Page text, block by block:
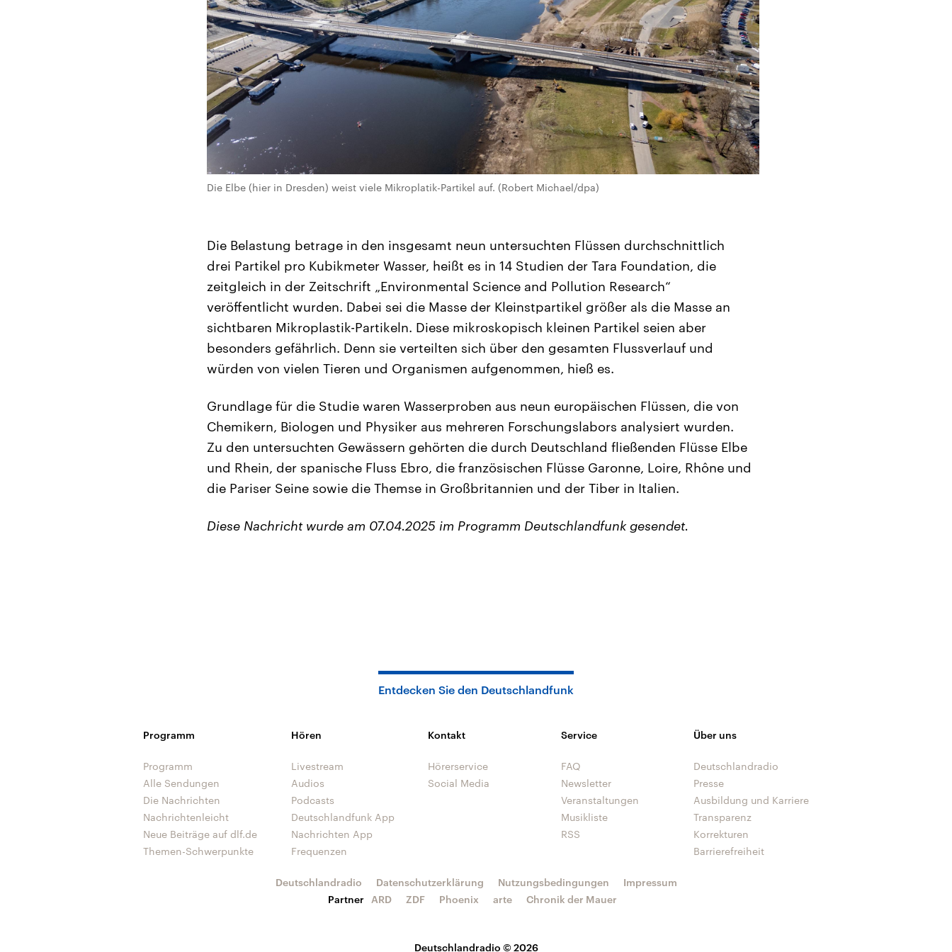
Die Elbe (hier in Dresden) weist viele Mikroplatik-Partikel auf. (Robert Michael/dpa)
Die Belastung betrage in den insgesamt neun untersuchten Flüssen durchschnittlich
drei Partikel pro Kubikmeter Wasser, heißt es in 14 Studien der Tara Foundation, die
zeitgleich in der Zeitschrift „Environmental Science and Pollution Research“
veröffentlicht wurden. Dabei sei die Masse der Kleinstpartikel größer als die Masse an
sichtbaren Mikroplastik-Partikeln. Diese mikroskopisch kleinen Partikel seien aber
besonders gefährlich. Denn sie verteilten sich über den gesamten Flussverlauf und
würden von vielen Tieren und Organismen aufgenommen, hieß es.
Grundlage für die Studie waren Wasserproben aus neun europäischen Flüssen, die von
Chemikern, Biologen und Physiker aus mehreren Forschungslabors analysiert wurden.
Zu den untersuchten Gewässern gehörten die durch Deutschland fließenden Flüsse Elbe
und Rhein, der spanische Fluss Ebro, die französischen Flüsse Garonne, Loire, Rhône und
die Pariser Seine sowie die Themse in Großbritannien und der Tiber in Italien.
Diese Nachricht wurde am 07.04.2025 im Programm Deutschlandfunk gesendet.
Entdecken Sie den Deutschlandfunk
Programm
Programm
Alle Sendungen
Die Nachrichten
Nachrichtenleicht
Neue Beiträge auf dlf.de
Themen-Schwerpunkte
Hören
Livestream
Audios
Podcasts
Deutschlandfunk App
Nachrichten App
Frequenzen
Kontakt
Hörerservice
Social Media
Service
FAQ
Newsletter
Veranstaltungen
Musikliste
RSS
Über uns
Deutschlandradio
Presse
Ausbildung und Karriere
Transparenz
Korrekturen
Barrierefreiheit
Deutschlandradio © 2026
Deutschlandradio Datenschutzerklärung Nutzungsbedingungen
Impressum
Partner
ARD ZDF Phoenix arte Chronik der Mauer